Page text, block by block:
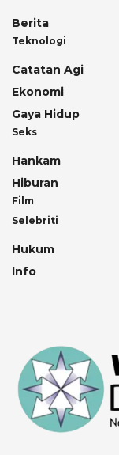
Berita
Teknologi
Catatan Agi
Ekonomi
Gaya Hidup
Seks
Hankam
Hiburan
Film
Selebriti
Hukum
Info